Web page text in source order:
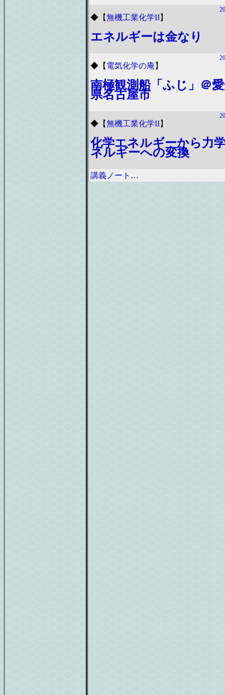
◆ 【無機工業化学II】
エネルギーは金なり
◆ 【 電気化学の庵 】
南極観測船「ふじ」＠
県名古屋市
◆ 【無機工業化学II】
化学エネルギーから力
ネルギーへの変換
講義ノート…